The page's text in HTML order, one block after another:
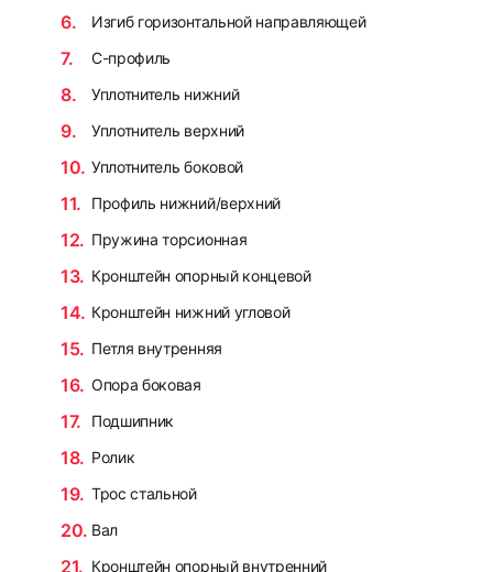
Изгиб горизонтальной направляющей
С-профиль
Уплотнитель нижний
Уплотнитель верхний
Уплотнитель боковой
Профиль нижний/верхний
Пружина торсионная
Кронштейн опорный концевой
Кронштейн нижний угловой
Петля внутренняя
Опора боковая
Подшипник
Ролик
Трос стальной
Вал
Кронштейн опорный внутренний